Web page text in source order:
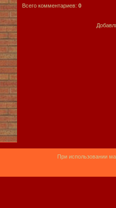
Всего комментариев: 0
При использовании